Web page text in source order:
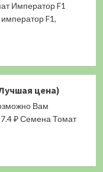
Император F1
F1,
цена)
Вам
₽ Семена Томат